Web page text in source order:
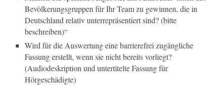
Bevölkerungsgruppen für Ihr Team zu gewinnen, die in
Deutschland relativ unterrepräsentiert sind? (bitte
beschreiben)“
Wird für die Auswertung eine barrierefrei zugängliche
Fassung erstellt, wenn sie nicht bereits vorliegt?
(Audiodeskription und untertitelte Fassung für
Hörgeschädigte)